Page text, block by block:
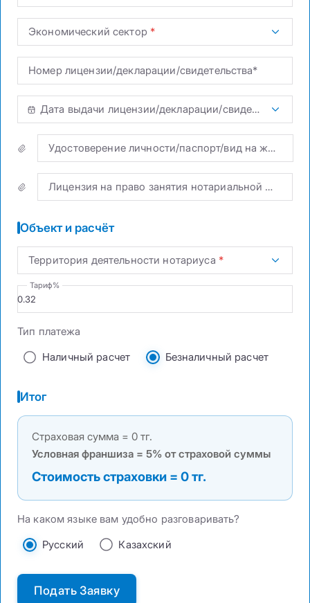
Экономический сектор
Номер лицензии/декларации/свидетельства*
Дата выдачи лицензии/декларации/свидетельства*
Удостоверение личности/паспорт/вид на жительство иностранца
Лицензия на право занятия нотариальной деятельностью
Объект и расчёт
Территория деятельности нотариуса
Тариф%
Тип платежа
Наличный расчет
Безналичный расчет
Итог
Страховая сумма = 0 тг.
Условная франшиза = 5% от страховой суммы
Стоимость страховки = 0 тг.
На каком языке вам удобно разговаривать?
Русский
Казахский
Подать Заявку